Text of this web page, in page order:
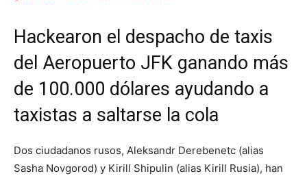
Hackearon el despacho de taxis
del Aeropuerto JFK ganando más
de 100.000 dólares ayudando a
taxistas a saltarse la cola
Dos ciudadanos rusos, Aleksandr Derebenetc (alias
Sasha Novgorod) y Kirill Shipulin (alias Kirill Rusia), han